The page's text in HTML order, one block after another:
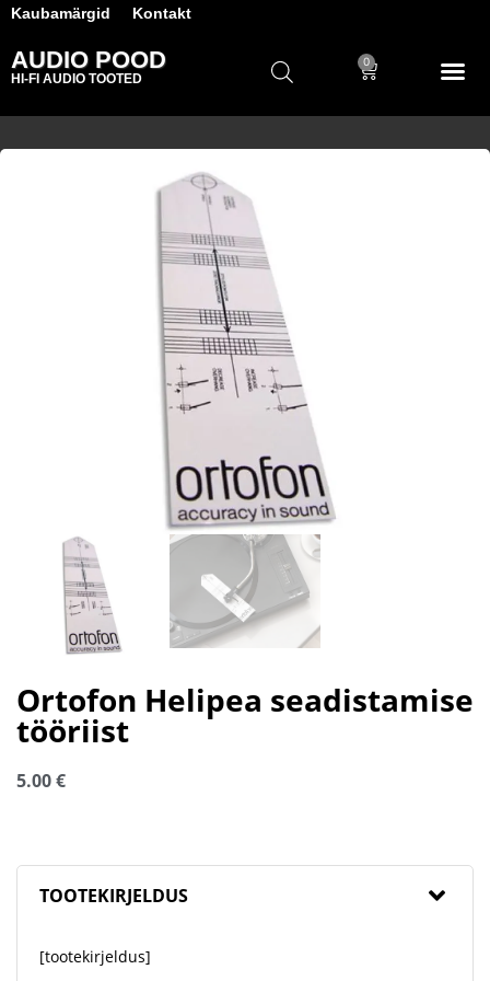
Kaubamärgid Kontakt
AUDIO POOD
HI-FI AUDIO TOOTED
0
Ortofon Helipea seadistamise
tööriist
5.00€
TOOTEKIRJELDUS
[tootekirjeldus]